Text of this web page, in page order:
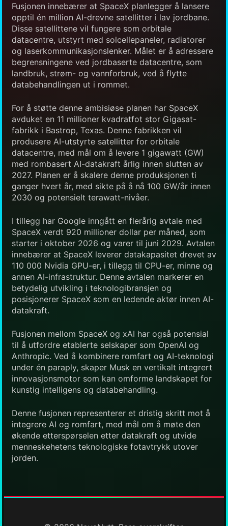
Fusjonen innebærer at SpaceX planlegger å lansere
opptil én million AI-drevne satellitter i lav jordbane.
Disse satellittene vil fungere som orbitale
datacentre, utstyrt med solcellepaneler, radiatorer
og laserkommunikasjonslenker. Målet er å adressere
begrensningene ved jordbaserte datacentre, som
landbruk, strøm- og vannforbruk, ved å flytte
databehandlingen ut i rommet.
For å støtte denne ambisiøse planen har SpaceX
avduket en 11 millioner kvadratfot stor Gigasat-
fabrikk i Bastrop, Texas. Denne fabrikken vil
produsere AI-utstyrte satellitter for orbitale
datacentre, med mål om å levere 1 gigawatt (GW)
med rombasert AI-datakraft årlig innen slutten av
2027. Planen er å skalere denne produksjonen ti
ganger hvert år, med sikte på å nå 100 GW/år innen
2030 og potensielt terawatt-nivåer.
I tillegg har Google inngått en flerårig avtale med
SpaceX verdt 920 millioner dollar per måned, som
starter i oktober 2026 og varer til juni 2029. Avtalen
innebærer at SpaceX leverer datakapasitet drevet av
110 000 Nvidia GPU-er, i tillegg til CPU-er, minne og
annen AI-infrastruktur. Denne avtalen markerer en
betydelig utvikling i teknologibransjen og
posisjonerer SpaceX som en ledende aktør innen AI-
datakraft.
Fusjonen mellom SpaceX og xAI har også potensial
til å utfordre etablerte selskaper som OpenAI og
Anthropic. Ved å kombinere romfart og AI-teknologi
under én paraply, skaper Musk en vertikalt integrert
innovasjonsmotor som kan omforme landskapet for
kunstig intelligens og databehandling.
Denne fusjonen representerer et dristig skritt mot å
integrere AI og romfart, med mål om å møte den
økende etterspørselen etter datakraft og utvide
menneskehetens teknologiske fotavtrykk utover
jorden.